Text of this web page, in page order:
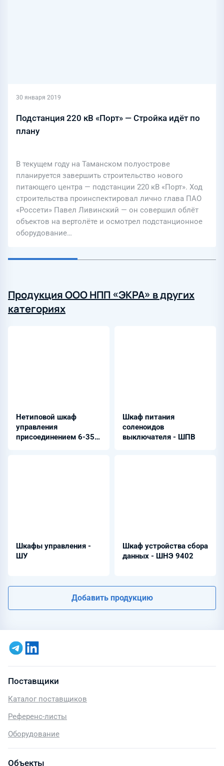
30 января 2019
Подстанция 220 кВ «Порт» — Стройка идёт по
плану
В текущем году на Таманском полуострове
планируется завершить строительство нового
питающего центра — подстанции 220 кВ «Порт». Ход
строительства проинспектировал лично глава ПАО
«Россети» Павел Ливинский — он совершил облёт
объектов на вертолёте и осмотрел подстанционное
оборудование…
Продукция ООО НПП «ЭКРА» в других
категориях
Нетиповой шкаф
управления
присоединением 6-35
Шкаф питания
соленоидов
выключателя - ШПВ
Шкафы управления -
ШУ
Шкаф устройства сбора
данных - ШНЭ 9402
Добавить продукцию
Поставщики
Каталог поставщиков
Референс-листы
Оборудование
Объекты